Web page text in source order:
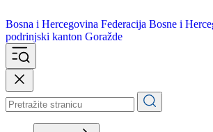
Bosna i Hercegovina
podrinjski kanton Goražde